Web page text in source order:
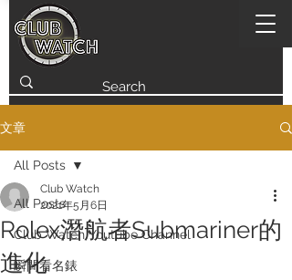
文章
All Posts
Club Watch Youtube Channel
瞬間看名錶
All Posts
Rolex潛航者Submariner的
進化
Club Watch
2021年5月6日